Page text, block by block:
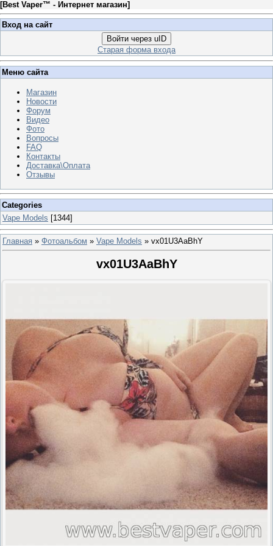
[Best Vaper™ - Интернет магазин]
Вход на сайт
Войти через uID
Старая форма входа
Меню сайта
Магазин
Новости
Форум
Видео
Фото
Вопросы
FAQ
Контакты
Доставка\Оплата
Отзывы
Categories
Vape Models [1344]
Главная » Фотоальбом » Vape Models » vx01U3AaBhY
vx01U3AaBhY